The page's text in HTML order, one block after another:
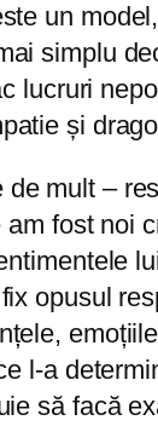
un
simplu
lucruri
și
mult –
fost noi
opusul
l-a
să facă